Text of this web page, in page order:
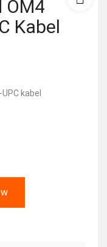
OM4
Kabel
kabel